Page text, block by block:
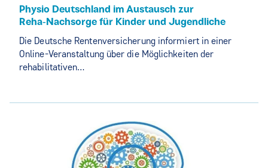
Physio Deutschland im Austausch zur
Reha‑Nachsorge für Kinder und Jugendliche
Die Deutsche Rentenversicherung informiert in einer
Online-Veranstaltung über die Möglichkeiten der
rehabilitativen…